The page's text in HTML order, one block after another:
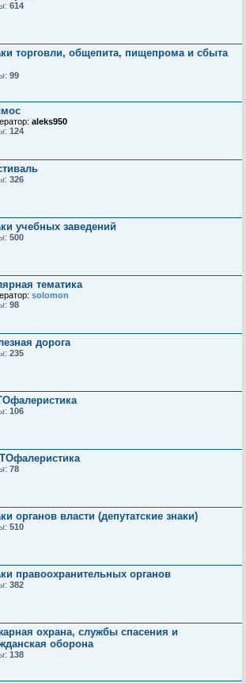
614
торговли, общепита, пищепрома и сбыта
99
aleks950
124
326
учебных заведений
500
тематика
solomon
98
дорога
235
106
78
органов власти (депутатские знаки)
510
правоохранительных органов
382
охрана, службы спасения и
оборона
138